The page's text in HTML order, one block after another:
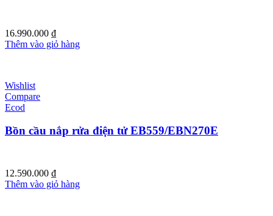
16.990.000 ₫
Thêm vào giỏ hàng
Wishlist
Compare
Ecod
Bồn cầu nắp rửa điện tử EB559/EBN270E
12.590.000 ₫
Thêm vào giỏ hàng